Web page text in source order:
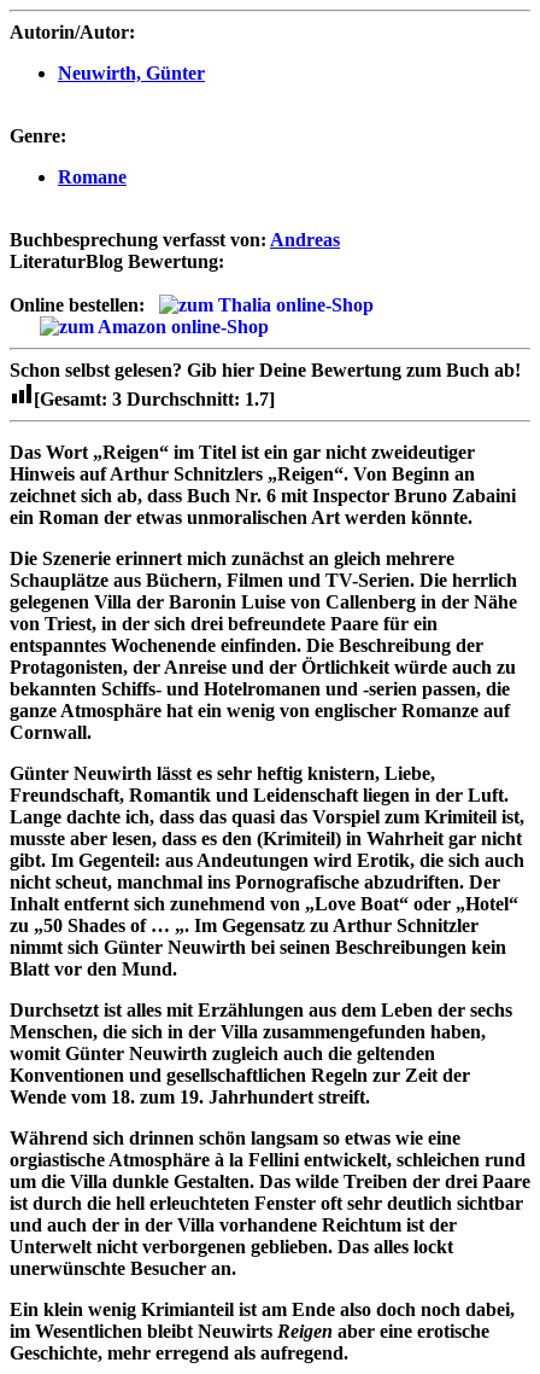
Autorin/Autor:
Neuwirth, Günter
Genre:
Romane
Buchbesprechung verfasst von: Andreas
LiteraturBlog Bewertung:
Online bestellen:
Schon selbst gelesen? Gib hier Deine Bewertung zum Buch ab!
[Gesamt: 3 Durchschnitt: 1.7]
Das Wort „Reigen“ im Titel ist ein gar nicht zweideutiger
Hinweis auf Arthur Schnitzlers „Reigen“. Von Beginn an
zeichnet sich ab, dass Buch Nr. 6 mit Inspector Bruno Zabaini
ein Roman der etwas unmoralischen Art werden könnte.
Die Szenerie erinnert mich zunächst an gleich mehrere
Schauplätze aus Büchern, Filmen und TV-Serien. Die herrlich
gelegenen Villa der Baronin Luise von Callenberg in der Nähe
von Triest, in der sich drei befreundete Paare für ein
entspanntes Wochenende einfinden. Die Beschreibung der
Protagonisten, der Anreise und der Örtlichkeit würde auch zu
bekannten Schiffs- und Hotelromanen und -serien passen, die
ganze Atmosphäre hat ein wenig von englischer Romanze auf
Cornwall.
Günter Neuwirth lässt es sehr heftig knistern, Liebe,
Freundschaft, Romantik und Leidenschaft liegen in der Luft.
Lange dachte ich, dass das quasi das Vorspiel zum Krimiteil ist,
musste aber lesen, dass es den (Krimiteil) in Wahrheit gar nicht
gibt. Im Gegenteil: aus Andeutungen wird Erotik, die sich auch
nicht scheut, manchmal ins Pornografische abzudriften. Der
Inhalt entfernt sich zunehmend von „Love Boat“ oder „Hotel“
zu „50 Shades of … „. Im Gegensatz zu Arthur Schnitzler
nimmt sich Günter Neuwirth bei seinen Beschreibungen kein
Blatt vor den Mund.
Durchsetzt ist alles mit Erzählungen aus dem Leben der sechs
Menschen, die sich in der Villa zusammengefunden haben,
womit Günter Neuwirth zugleich auch die geltenden
Konventionen und gesellschaftlichen Regeln zur Zeit der
Wende vom 18. zum 19. Jahrhundert streift.
Während sich drinnen schön langsam so etwas wie eine
orgiastische Atmosphäre à la Fellini entwickelt, schleichen rund
um die Villa dunkle Gestalten. Das wilde Treiben der drei Paare
ist durch die hell erleuchteten Fenster oft sehr deutlich sichtbar
und auch der in der Villa vorhandene Reichtum ist der
Unterwelt nicht verborgenen geblieben. Das alles lockt
unerwünschte Besucher an.
Ein klein wenig Krimianteil ist am Ende also doch noch dabei,
im Wesentlichen bleibt Neuwirts Reigen aber eine erotische
Geschichte, mehr erregend als aufregend.